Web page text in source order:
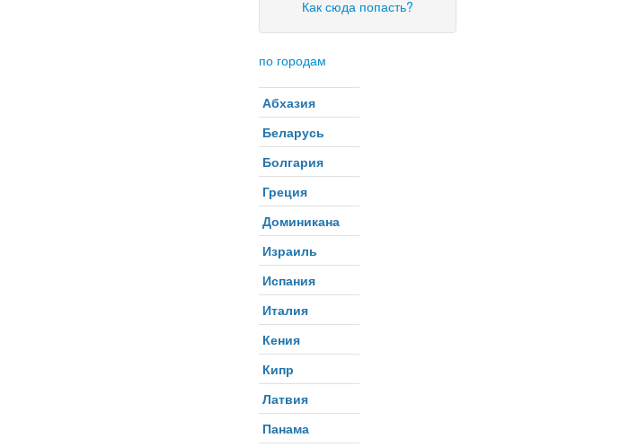
Как сюда попасть?
по городам
Абхазия
Беларусь
Болгария
Греция
Доминикана
Израиль
Испания
Италия
Кения
Кипр
Латвия
Панама